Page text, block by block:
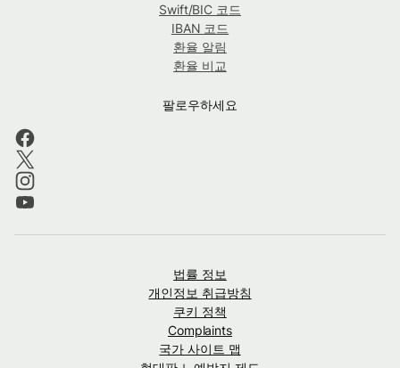
Swift/BIC 코드
IBAN 코드
환율 알림
환율 비교
팔로우하세요
법률 정보
개인정보 취급방침
쿠키 정책
Complaints
국가 사이트 맵